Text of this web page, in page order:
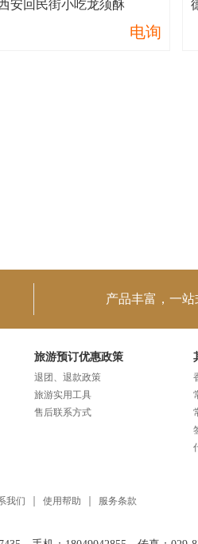
安回民街小吃龙须酥
电询
产品丰富，一站
旅游预订优惠政策
退团、退款政策
旅游实用工具
售后联系方式
我们 使用帮助 服务条款